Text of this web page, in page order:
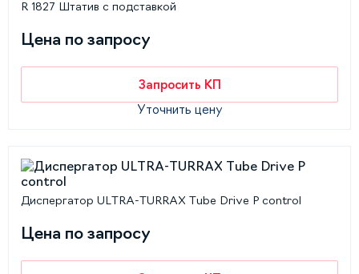
R 1827 Штатив с подставкой
Цена по запросу
Запросить КП
Уточнить цену
Диспергатор ULTRA-TURRAX Tube Drive P control
Цена по запросу